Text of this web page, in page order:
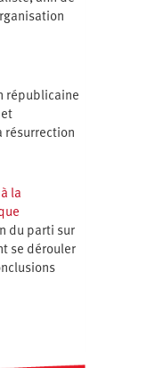
républicaine
résurrection
la
du parti sur
se dérouler